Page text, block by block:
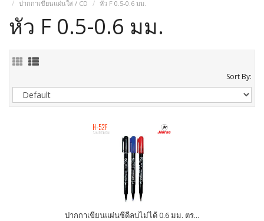
ปากกาเขียนแผ่นใส / CD หัว F 0.5-0.6 มม.
หัว F 0.5-0.6 มม.
Sort By:
ปากกาเขียนแผ่นซีดีลบไม่ได้ 0.6 มม. ตร...